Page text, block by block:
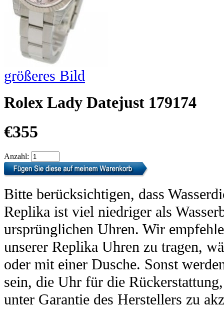
größeres Bild
Rolex Lady Datejust 179174
€355
Anzahl:
Bitte berücksichtigen, dass
Replika ist viel niedriger als
ursprünglichen Uhren. Wir
unserer Replika Uhren zu tragen,
oder mit einer Dusche. Sonst
sein, die Uhr für die
unter Garantie des Herstellers zu